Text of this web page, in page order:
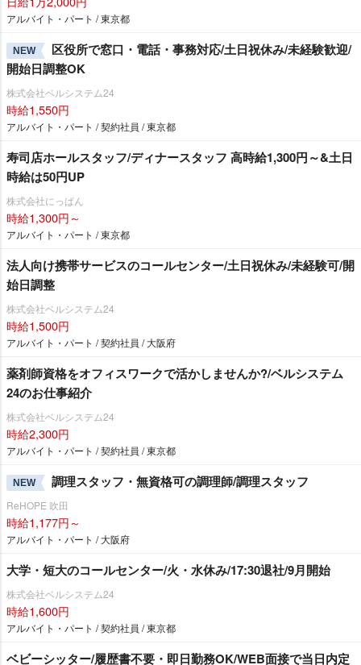
アルバイト・パート / 東京都
NEW
区役所で窓口・電話・事務対応/土日祝休み/未経験歓迎/
開始日調整OK
株式会社ベルシステム24
時給1,550円
アルバイト・パート / 契約社員 / 東京都
寿司店ホールスタッフ/ディナースタッフ 高時給1,300円～&土日
時給は50円UP
株式会社にっぱん
時給1,300円～
アルバイト・パート / 東京都
法人向け携帯サービスのコールセンター/土日祝休み/未経験可/開
始日調整
株式会社ベルシステム24
時給1,500円
アルバイト・パート / 契約社員 / 大阪府
薬剤師資格をオフィスワークで活かしませんか?/ベルシステム
24のお仕事紹介
株式会社ベルシステム24
時給2,300円
アルバイト・パート / 契約社員 / 東京都
NEW 調理スタッフ・無資格可の調理師/調理スタッフ
ReHOPE 吹田
時給1,177円～
アルバイト・パート / 大阪府
大学・短大のコールセンター/火・水休み/17:30退社/9月開始
株式会社ベルシステム24
時給1,600円
アルバイト・パート / 契約社員 / 東京都
ベビーシッター/履歴書不要・即日勤務OK/WEB面接で当日内定